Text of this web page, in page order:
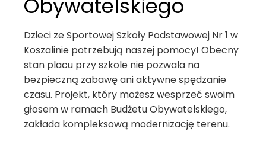
Obywatelskiego
Dzieci ze Sportowej Szkoły Podstawowej Nr 1 w
Koszalinie potrzebują naszej pomocy! Obecny
stan placu przy szkole nie pozwala na
bezpieczną zabawę ani aktywne spędzanie
czasu. Projekt, który możesz wesprzeć swoim
głosem w ramach Budżetu Obywatelskiego,
zakłada kompleksową modernizację terenu.